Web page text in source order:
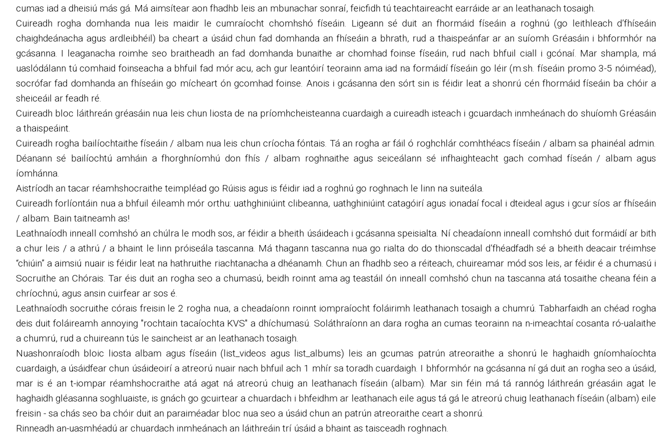
cumas iad a dheisiú más gá. Má aimsítear aon fhadhb leis an mbunachar sonraí, feicfidh tú teachtaireacht earráide ar an leathanach tosaigh.
Cuireadh rogha domhanda nua leis maidir le cumraíocht chomhshó físeáin. Ligeann sé duit an fhormáid físeáin a roghnú (go leithleach d’fhíseáin
chaighdeánacha agus ardleibhéil) ba cheart a úsáid chun fad domhanda an fhíseáin a bhrath, rud a thaispeánfar ar an suíomh Gréasáin i bhformhór na
gcásanna. I leaganacha roimhe seo braitheadh ​​an fad domhanda bunaithe ar chomhad foinse físeáin, rud nach bhfuil ciall i gcónaí. Mar shampla, má
uaslódálann tú comhaid foinseacha a bhfuil fad mór acu, ach gur leantóirí teorainn ama iad na formáidí físeáin go léir (m.sh. físeáin promo 3-5 nóiméad),
socrófar fad domhanda an fhíseáin go mícheart ón gcomhad foinse. Anois i gcásanna den sórt sin is féidir leat a shonrú cén fhormáid físeáin ba chóir a
sheiceáil ar feadh ré.
Cuireadh bloc láithreán gréasáin nua leis chun liosta de na príomhcheisteanna cuardaigh a cuireadh isteach i gcuardach inmheánach do shuíomh Gréasáin
a thaispeáint.
Cuireadh rogha bailíochtaithe físeáin / albam nua leis chun críocha fóntais. Tá an rogha ar fáil ó roghchlár comhthéacs físeáin / albam sa phainéal admin.
Déanann sé bailíochtú amháin a fhorghníomhú don fhís / albam roghnaithe agus seiceálann sé infhaighteacht gach comhad físeán / albam agus
íomhánna.
Aistríodh an tacar réamhshocraithe teimpléad go Rúisis agus is féidir iad a roghnú go roghnach le linn na suiteála.
Cuireadh forlíontáin nua a bhfuil éileamh mór orthu: uathghiniúint clibeanna, uathghiniúint catagóirí agus ionadaí focal i dteideal agus i gcur síos ar fhíseáin
/ albam. Bain taitneamh as!
Leathnaíodh inneall comhshó an chúlra le modh sos, ar féidir a bheith úsáideach i gcásanna speisialta. Ní cheadaíonn inneall comhshó duit formáidí ar bith
a chur leis / a athrú / a bhaint le linn próiseála tascanna. Má thagann tascanna nua go rialta do do thionscadal d’fhéadfadh sé a bheith deacair tréimhse
“chiúin” a aimsiú nuair is féidir leat na hathruithe riachtanacha a dhéanamh. Chun an fhadhb seo a réiteach, chuireamar mód sos leis, ar féidir é a chumasú i
Socruithe an Chórais. Tar éis duit an rogha seo a chumasú, beidh roinnt ama ag teastáil ón inneall comhshó chun na tascanna atá tosaithe cheana féin a
chríochnú, agus ansin cuirfear ar sos é.
Leathnaíodh socruithe córais freisin le 2 rogha nua, a cheadaíonn roinnt iompraíocht foláirimh leathanach tosaigh a chumrú. Tabharfaidh an chéad rogha
deis duit foláireamh annoying "rochtain tacaíochta KVS" a dhíchumasú. Soláthraíonn an dara rogha an cumas teorainn na n-imeachtaí cosanta ró-ualaithe
a chumrú, rud a chuireann tús le saincheist ar an leathanach tosaigh.
Nuashonraíodh bloic liosta albam agus físeáin (list_videos agus list_albums) leis an gcumas patrún atreoraithe a shonrú le haghaidh gníomhaíochta
cuardaigh, a úsáidfear chun úsáideoirí a atreorú nuair nach bhfuil ach 1 mhír sa toradh cuardaigh. I bhformhór na gcásanna ní gá duit an rogha seo a úsáid,
mar is é an t-iompar réamhshocraithe atá agat ná atreorú chuig an leathanach físeáin (albam). Mar sin féin má tá rannóg láithreán gréasáin agat le
haghaidh gléasanna soghluaiste, is gnách go gcuirtear a chuardach i bhfeidhm ar leathanach eile agus tá gá le atreorú chuig leathanach físeáin (albam) eile
freisin - sa chás seo ba chóir duit an paraiméadar bloc nua seo a úsáid chun an patrún atreoraithe ceart a shonrú.
Rinneadh an-uasmhéadú ar chuardach inmheánach an láithreáin trí úsáid a bhaint as taisceadh roghnach.